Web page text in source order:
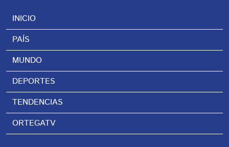
INICIO
PAÍS
MUNDO
DEPORTES
TENDENCIAS
ORTEGATV